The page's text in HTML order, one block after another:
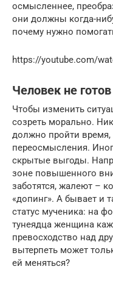
осмысленнее,
они должны когда-
почему нужно
https://youtube.com/
Человек не
Чтобы изменить
созреть морально.
должно пройти время,
переосмысления.
скрытые выгоды.
зоне повышенного
заботятся, жалеют –
«допинг». А бывает и
статус мученика: на
тунеядца женщина
превосходство над
вытерпеть может
ей меняться?